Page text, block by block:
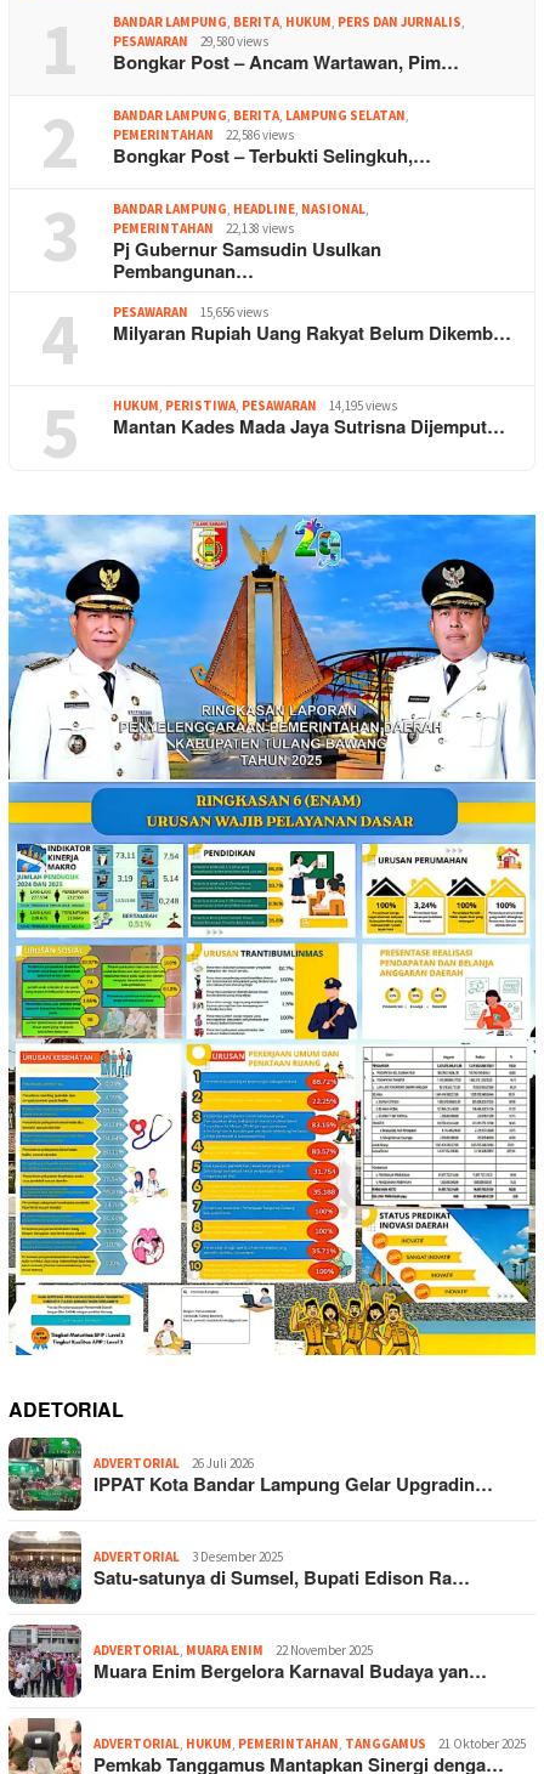
1 BANDAR LAMPUNG BERITA HUKUM PERS DAN JURNALIS
PESAWARAN
29,580 views
Bongkar Post – Ancam Wartawan, Pim…
2 BANDAR LAMPUNG BERITA LAMPUNG SELATAN
PEMERINTAHAN
22,586 views
Bongkar Post – Terbukti Selingkuh,…
3 BANDAR LAMPUNG HEADLINE NASIONAL
PEMERINTAHAN
22,138 views
Pj Gubernur Samsudin Usulkan
Pembangunan…
4 PESAWARAN 15,656 views
Milyaran Rupiah Uang Rakyat Belum Dikemb…
5 HUKUM PERISTIWA PESAWARAN 14,195 views
Mantan Kades Mada Jaya Sutrisna Dijemput…
ADETORIAL
ADVERTORIAL 26 Juli 2026
IPPAT Kota Bandar Lampung Gelar Upgradin…
ADVERTORIAL 3 Desember 2025
Satu-satunya di Sumsel, Bupati Edison Ra…
ADVERTORIAL, MUARA ENIM 22 November 2025
Muara Enim Bergelora Karnaval Budaya yan…
ADVERTORIAL, HUKUM, PEMERINTAHAN, TANGGAMUS 21 Oktober 2025
Pemkab Tanggamus Mantapkan Sinergi denga…